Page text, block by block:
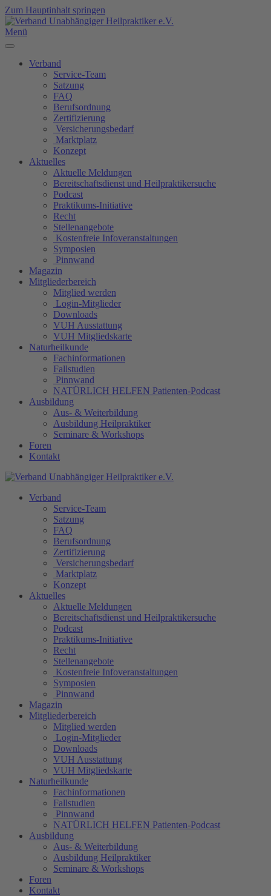
Zum Hauptinhalt springen
Menü
Verband
Service-Team
Satzung
FAQ
Berufsordnung
Zertifizierung
Versicherungsbedarf
Marktplatz
Konzept
Aktuelles
Aktuelle Meldungen
Bereitschaftsdienst und Heilpraktikersuche
Podcast
Praktikums-Initiative
Recht
Stellenangebote
Kostenfreie Infoveranstaltungen
Symposien
Pinnwand
Magazin
Mitgliederbereich
Mitglied werden
Login-Mitglieder
Downloads
VUH Ausstattung
VUH Mitgliedskarte
Naturheilkunde
Fachinformationen
Fallstudien
Pinnwand
NATÜRLICH HELFEN Patienten-Podcast
Ausbildung
Aus- & Weiterbildung
Ausbildung Heilpraktiker
Seminare & Workshops
Foren
Kontakt
Verband
Service-Team
Satzung
FAQ
Berufsordnung
Zertifizierung
Versicherungsbedarf
Marktplatz
Konzept
Aktuelles
Aktuelle Meldungen
Bereitschaftsdienst und Heilpraktikersuche
Podcast
Praktikums-Initiative
Recht
Stellenangebote
Kostenfreie Infoveranstaltungen
Symposien
Pinnwand
Magazin
Mitgliederbereich
Mitglied werden
Login-Mitglieder
Downloads
VUH Ausstattung
VUH Mitgliedskarte
Naturheilkunde
Fachinformationen
Fallstudien
Pinnwand
NATÜRLICH HELFEN Patienten-Podcast
Ausbildung
Aus- & Weiterbildung
Ausbildung Heilpraktiker
Seminare & Workshops
Foren
Kontakt